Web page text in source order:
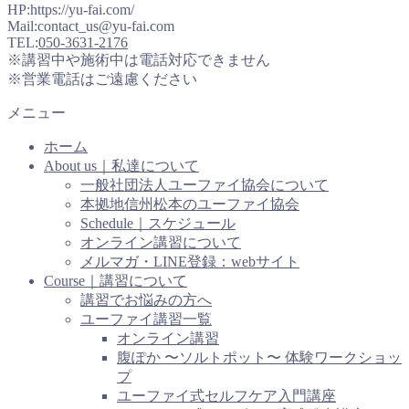
HP:https://yu-fai.com/
Mail:contact_us@yu-fai.com
TEL:050-3631-2176
※講習中や施術中は電話対応できません
※営業電話はご遠慮ください
メニュー
ホーム
About us｜私達について
一般社団法人ユーファイ協会について
本拠地信州松本のユーファイ協会
Schedule｜スケジュール
オンライン講習について
メルマガ・LINE登録：webサイト
Course｜講習について
講習でお悩みの方へ
ユーファイ講習一覧
オンライン講習
腹ぽか 〜ソルトポット〜 体験ワークショッ
プ
ユーファイ式セルフケア入門講座